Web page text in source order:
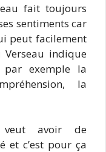
fait toujours
sentiments car
peut facilement
indique
par exemple la
la
veut avoir de
et c’est pour ça